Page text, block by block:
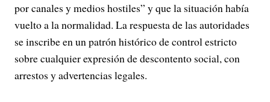
por canales y medios hostiles” y que la situación había
vuelto a la normalidad. La respuesta de las autoridades
se inscribe en un patrón histórico de control estricto
sobre cualquier expresión de descontento social, con
arrestos y advertencias legales.